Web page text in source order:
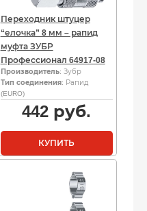
Переходник штуцер
“елочка” 8 мм – рапид
муфта ЗУБР
Профессионал 64917-08
Производитель: Зубр
Тип соединения: Рапид
(EURO)
442 руб.
КУПИТЬ